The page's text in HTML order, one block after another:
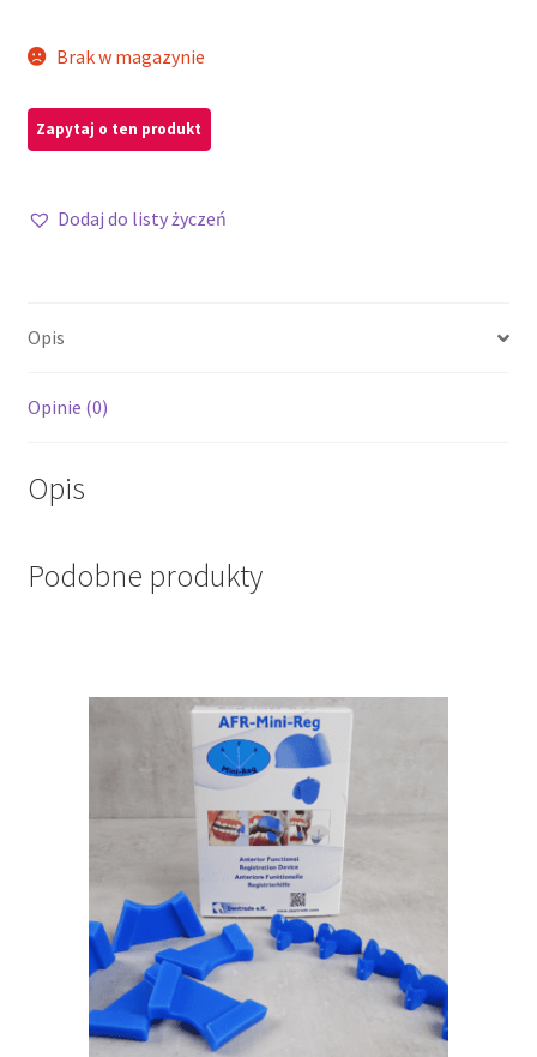
Brak w magazynie
Dodaj do listy życzeń
Opis
Opinie (0)
Opis
Podobne produkty